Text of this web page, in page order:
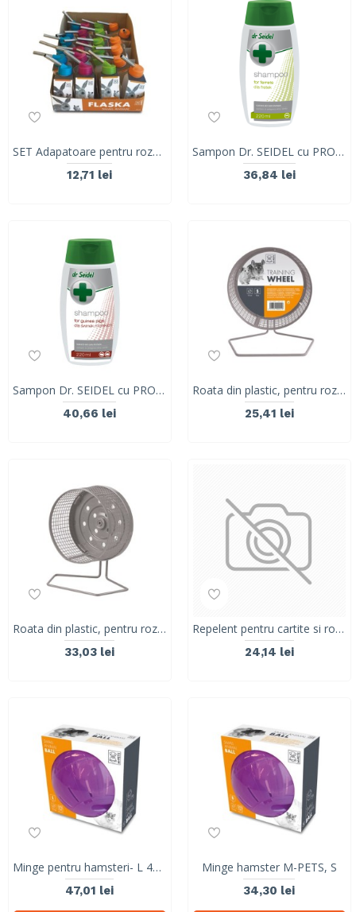
SET Adapatoare pentru rozatoare, M-PETS, 24 x 50ml
12,71 lei
Sampon Dr. SEIDEL cu PROTEINE pentru dihori, 220 ml
36,84 lei
Sampon Dr. SEIDEL cu PROTEINE , Porcusori De Guineea, 220 ml
40,66 lei
Roata din plastic, pentru rozatoare- S 40600013
25,41 lei
Roata din plastic, pentru rozatoare- M 40600113
33,03 lei
Repelent pentru cartite si rozatoare, Beautiful Garden, Dr Seidel, 700 ml granule
24,14 lei
Minge pentru hamsteri- L 40600413
47,01 lei
Minge hamster M-PETS, S
34,30 lei